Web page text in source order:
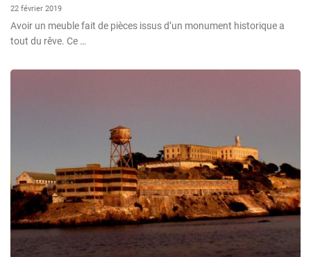
22 février 2019
Avoir un meuble fait de pièces issus d’un monument historique a
tout du rêve. Ce …